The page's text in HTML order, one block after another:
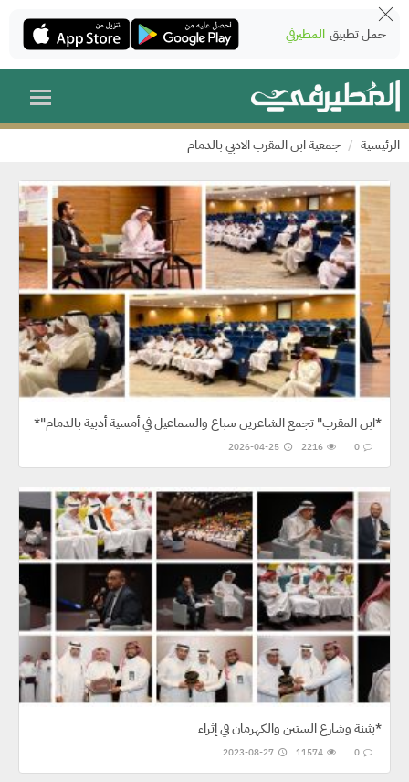
حمل تطبيق المطيرفي
الرئيسية جمعية ابن المقرب الادبي بالدمام
*"ابن المقرب" تجمع الشاعرين سباع والسماعيل في أمسية أدبية بالدمام*
بثينة وشارع الستين والكهرمان في إثراء*